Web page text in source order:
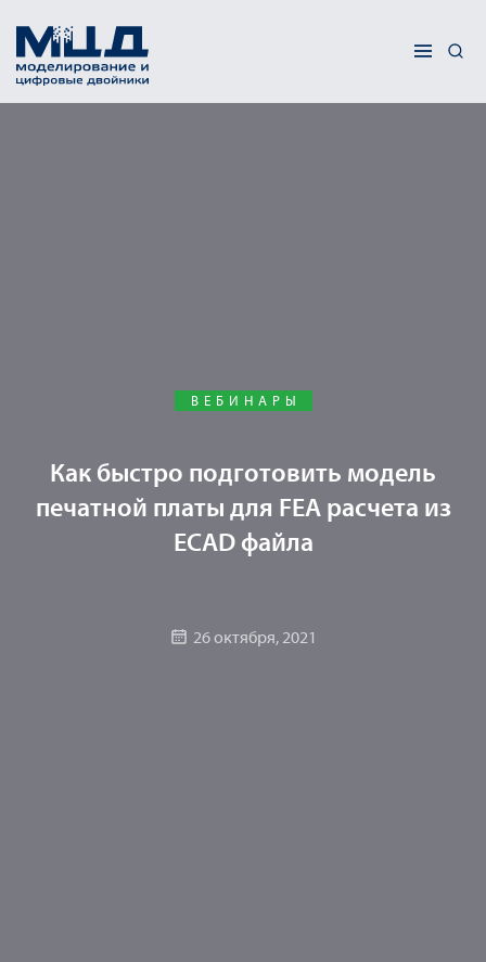
ВЕБИНАРЫ
Как быстро подготовить модель
печатной платы для FEA расчета из
ECAD файла
26 октября, 2021